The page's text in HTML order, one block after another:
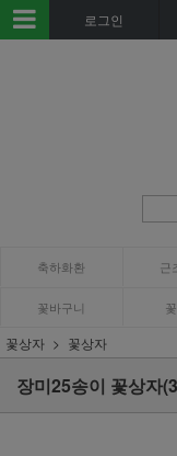
로그인
축하화환 근
꽃바구니
꽃상자 꽃상자
장미25송이 꽃상자